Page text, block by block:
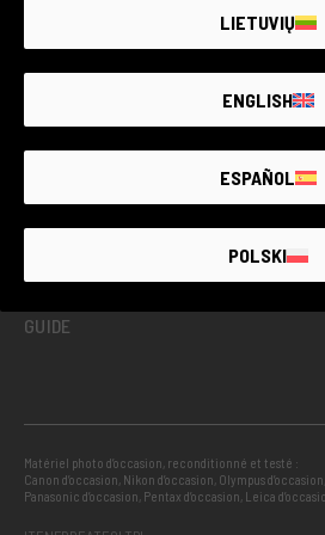
OCCASIONS AVEC GARANTIE
GUIDE
Matériel photo d’occasion, reconditionné et testé :
Canon d’occasion, Nikon d’occasion, Olympus d’occasion
Panasonic d’occasion, Pentax d’occasion, Leica
LIETUVIŲ
ENGLISH
ESPAÑOL
POLSKI